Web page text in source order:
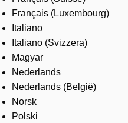
Français (Luxembourg)
Italiano
Italiano (Svizzera)
Magyar
Nederlands
Nederlands (België)
Norsk
Polski